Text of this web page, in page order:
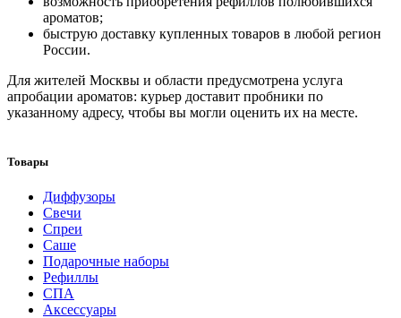
ароматов;
быструю доставку купленных товаров в любой регион
России.
Для жителей Москвы и области предусмотрена услуга
апробации ароматов: курьер доставит пробники по
указанному адресу, чтобы вы могли оценить их на месте.
Товары
Диффузоры
Свечи
Спреи
Саше
Подарочные наборы
Рефиллы
СПА
Аксессуары